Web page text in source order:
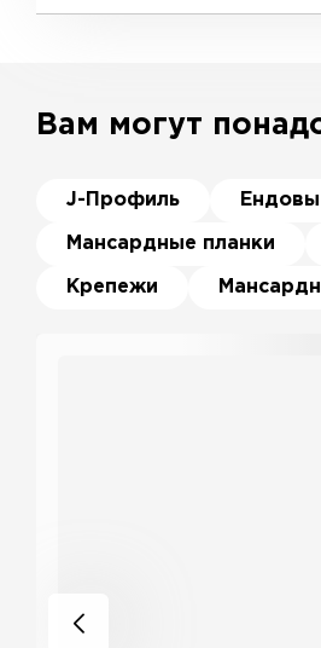
Вам могут
J-Профиль
Мансардные планки
Крепежи